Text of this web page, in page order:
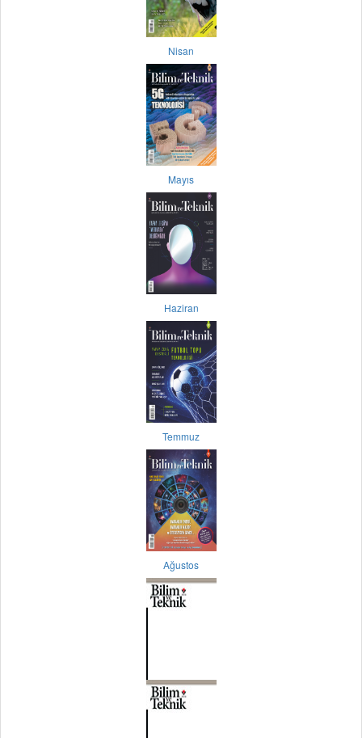
Nisan
Mayıs
Haziran
Temmuz
Ağustos